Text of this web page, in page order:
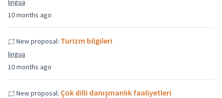
10 months ago
lingua
10 months ago
New proposal: Turizm bilgileri
lingua
New proposal: Çok dilli danışmanlık faaliyetleri